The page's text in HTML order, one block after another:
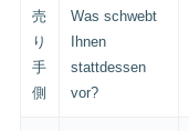
売
り
手
側
Was schwebt
Ihnen
stattdessen
vor?